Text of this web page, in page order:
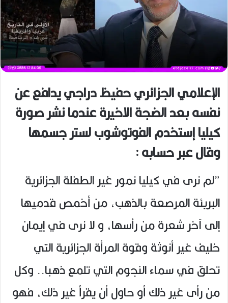
الإعلامي الجزائري حفيظ دراجي يدافع عن
نفسه بعد الضجة الاخيرة عندما نشر صورة
كيليا إستخدم الفوتوشوب لستر جسمها
وقال عبر حسابه :
”لم نرى في كيليا نمور غير الطفلة الجزائرية
البريئة المرصعة بالذهب، من أخمص قدميها
إلى آخر شعرة من رأسها، و لا نرى في إيمان
خليف غير أنوثة وقوة المرأة الجزائرية التي
تحلق في سماء النجوم التي تلمع ذهبا.. وكل
من رأى غير ذلك أو حاول أن يقرأ غير ذلك، فهو